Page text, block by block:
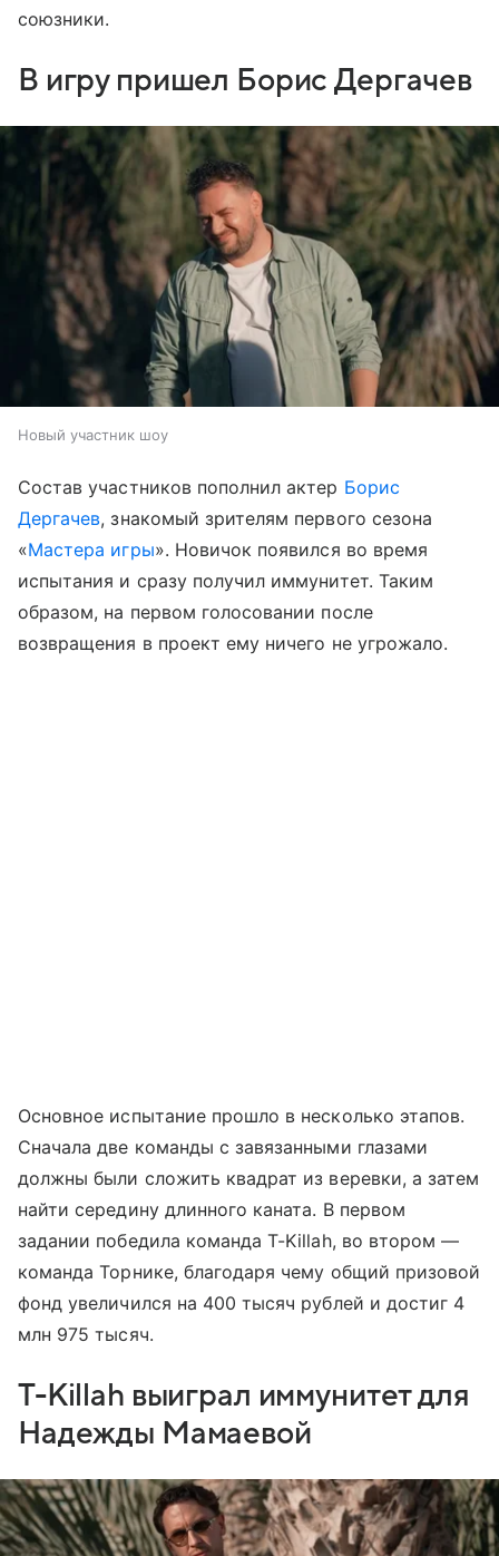
союзники.
В игру пришел Борис Дергачев
Новый участник шоу
Состав участников пополнил актер Борис
Дергачев, знакомый зрителям первого сезона
«Мастера игры». Новичок появился во время
испытания и сразу получил иммунитет. Таким
образом, на первом голосовании после
возвращения в проект ему ничего не угрожало.
Основное испытание прошло в несколько этапов.
Сначала две команды с завязанными глазами
должны были сложить квадрат из веревки, а затем
найти середину длинного каната. В первом
задании победила команда T-Killah, во втором —
команда Торнике, благодаря чему общий призовой
фонд увеличился на 400 тысяч рублей и достиг 4
млн 975 тысяч.
T-Killah выиграл иммунитет для
Надежды Мамаевой